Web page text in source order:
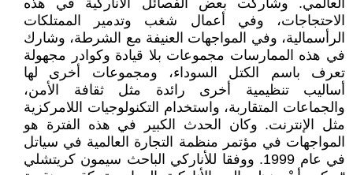
العالمي. وشاركت بعض الفصائل الأناركية في هذه
الاحتجاجات، وفي أعمال شغب وتدمير الممتلكات
الرأسمالية، وفي المواجهات العنيفة مع الشرطة، وشارك
في هذه الممارسات مجموعات بلا قيادة وكوادر مجهولة
تعرف باسم الكتل السوداء، ومجموعات أخرى لها
أساليب تنظيمية أخرى رائدة مثل ثقافة الأمن،
والجماعات المتقاربة، واستخدام التكنولوجيات اللامركزية
مثل الإنترنت. وكان الحدث الكبير في هذه الفترة هو
المواجهات في مؤتمر منظمة التجارة العالمية في سياتل
في عام 1999. ووفقا للأناركي الباحث سيمون كريتشلي